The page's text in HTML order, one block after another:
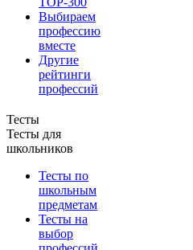
Выбираем
профессию
вместе
Другие
рейтинги
профессий
Тесты
Тесты для
школьников
Тесты по
школьным
предметам
Тесты на
выбор